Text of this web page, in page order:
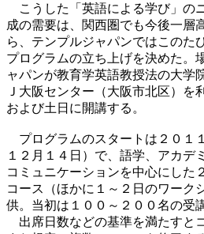
こうした「英語による学び」の
成の需要は、関西圏でも今後一層
ら、テンプルジャパンではこのた
プログラムの立ち上げを決めた。
ャパンが教育学英語教授法の大学
Ｊ大阪センター（大阪市北区）を
および土日に開講する。
プログラムのスタートは２０１
１２月１４日）で、語学、アカデ
コミュニケーションを中心にした
コース（ほかに１～２日のワーク
供。当初は１００～２００名の受
出席日数などの基準を満たすと